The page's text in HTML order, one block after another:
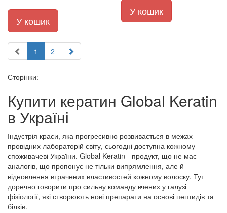
У кошик
У кошик
1 2
Сторінки:
Купити кератин Global Keratin
в Україні
Індустрія краси, яка прогресивно розвивається в межах
провідних лабораторій світу, сьогодні доступна кожному
споживачеві України. Global Keratin - продукт, що не має
аналогів, що пропонує не тільки випрямлення, але й
відновлення втрачених властивостей кожному волоску. Тут
доречно говорити про сильну команду вчених у галузі
фізіології, які створюють нові препарати на основі пептидів та
білків.